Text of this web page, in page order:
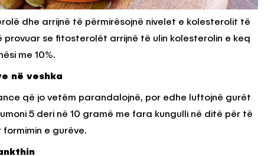
dhe arrijnë të përmirësojnë nivelet e kolesterolit të
provuar se fitosterolët arrijnë të ulin kolesterolin e keq
me 10%.
në veshka
që jo vetëm parandalojnë, por edhe luftojnë gurët
5 deri në 10 gramë me fara kungulli në ditë për të
e gurëve.